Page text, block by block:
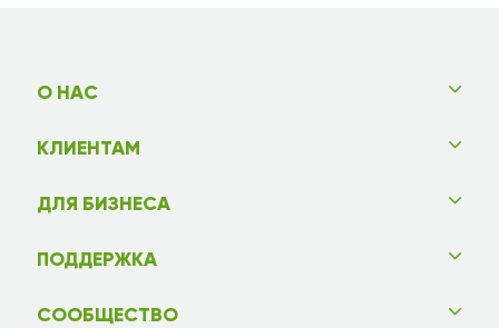
О НАС
КЛИЕНТАМ
ДЛЯ БИЗНЕСА
ПОДДЕРЖКА
СООБЩЕСТВО